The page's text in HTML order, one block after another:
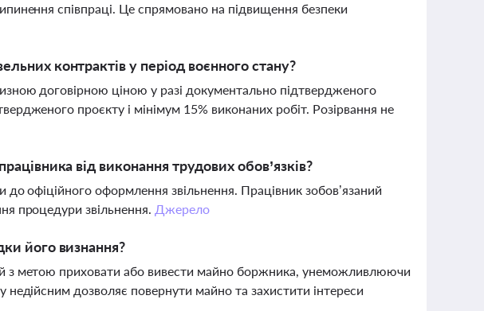
співпраці. Це спрямовано на підвищення безпеки
контрактів у період воєнного стану?
договірною ціною у разі документально підтвердженого
проєкту і мінімум 15% виконаних робіт. Розірвання не
від виконання трудових обов’язків?
до офіційного оформлення звільнення. Працівник зобов’язаний
процедури звільнення. Джерело
його визнання?
з метою приховати або вивести майно боржника, унеможливлюючи
недійсним дозволяє повернути майно та захистити інтереси